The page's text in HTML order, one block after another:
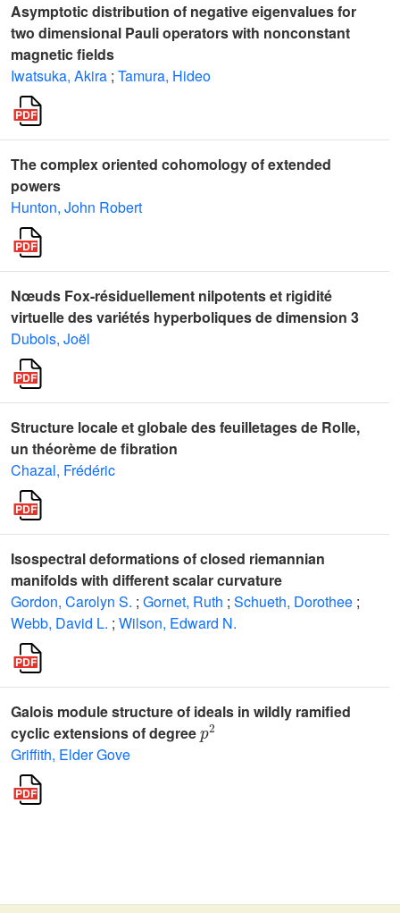
Asymptotic distribution of negative eigenvalues for
two dimensional Pauli operators with nonconstant
magnetic fields
Iwatsuka, Akira ; Tamura, Hideo
The complex oriented cohomology of extended
powers
Hunton, John Robert
Nœuds Fox-résiduellement nilpotents et rigidité
virtuelle des variétés hyperboliques de dimension 3
Dubois, Joël
Structure locale et globale des feuilletages de Rolle,
un théorème de fibration
Chazal, Frédéric
Isospectral deformations of closed riemannian
manifolds with different scalar curvature
Gordon, Carolyn S. ; Gornet, Ruth ; Schueth, Dorothee ;
Webb, David L. ; Wilson, Edward N.
Galois module structure of ideals in wildly ramified
cyclic extensions of degree
p2
Griffith, Elder Gove